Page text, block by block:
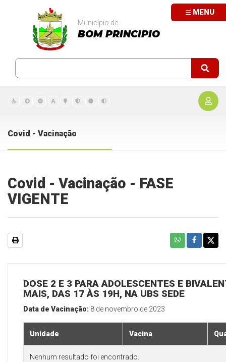
MENU
Município de
BOM PRINCIPIO
Covid - Vacinação
Covid - Vacinação - FASE
VIGENTE
DOSE 2 E 3 PARA ADOLESCENTES E
MAIS, DAS 17 ÀS 19H, NA UBS SEDE
Data de Vacinação: 8 de novembro de 2023
Unidade Vacina
Nenhum resultado foi encontrado.